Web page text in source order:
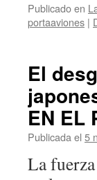
Publicado en
portaaviones |
El
EN EL
Publicada el 5
La